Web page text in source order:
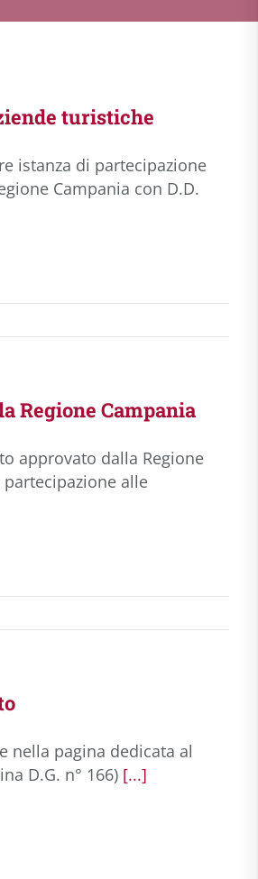
turistiche
istanza di partecipazione
Campania con D.D.
Regione Campania
approvato dalla Regione
alle
nella pagina dedicata al
D.G. n° 166) [...]